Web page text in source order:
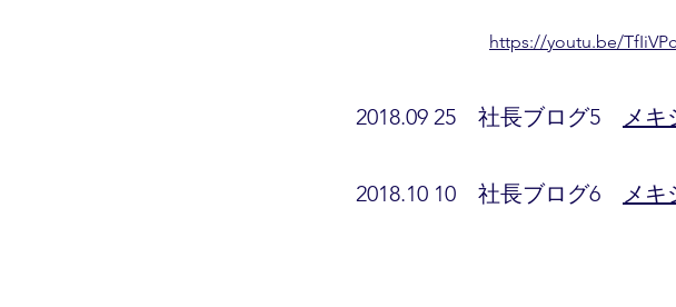
https://youtu.be/
2018.09 25 社長ブログ5 メキ
2018.10 10 社長ブログ6 メキ